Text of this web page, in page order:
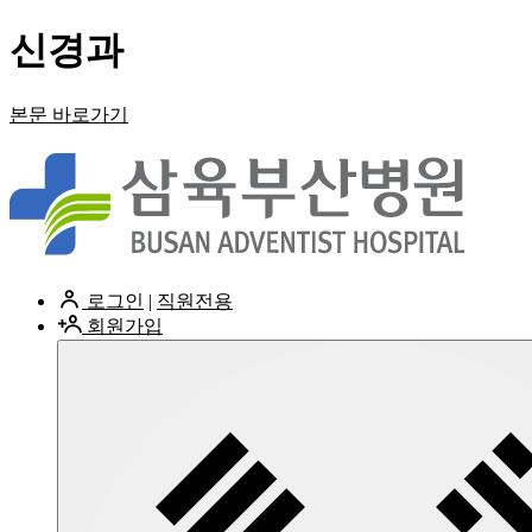
신경과
본문 바로가기
로그인 | 직원전용
회원가입